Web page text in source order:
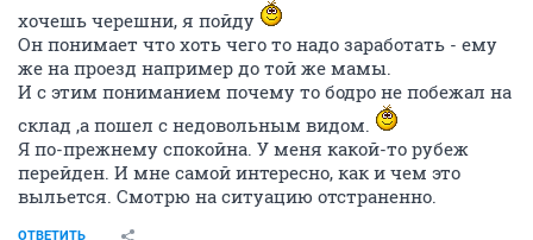
хочешь черешни, я пойду
Он понимает что хоть чего то надо заработать - ему
же на проезд например до той же мамы.
И с этим пониманием почему то бодро не побежал на
склад ,а пошел с недовольным видом.
Я по-прежнему спокойна. У меня какой-то рубеж
перейден. И мне самой интересно, как и чем это
выльется. Смотрю на ситуацию отстраненно.
ОТВЕТИТЬ